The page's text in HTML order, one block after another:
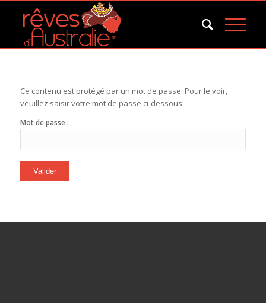
Ce contenu est protégé par un mot de passe. Pour le voir,
veuillez saisir votre mot de passe ci-dessous :
Mot de passe :